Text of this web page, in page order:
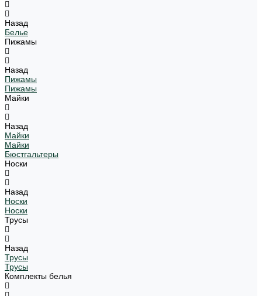
Назад
Белье
Пижамы
Назад
Пижамы
Пижамы
Майки
Назад
Майки
Майки
Бюстгальтеры
Носки
Назад
Носки
Носки
Трусы
Назад
Трусы
Трусы
Комплекты белья